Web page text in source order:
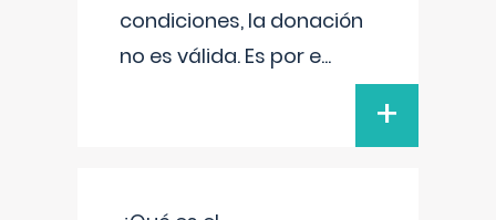
condiciones, la donación
no es válida. Es por e...
+